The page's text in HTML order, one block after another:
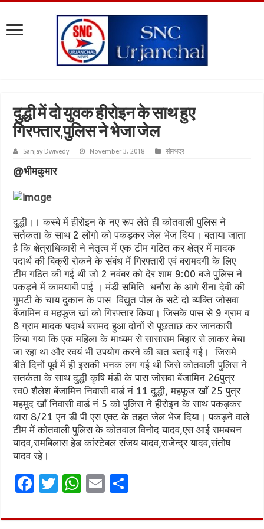
दुद्धी में दो युवक हीरोइन के साथ हुए
गिरफ्तार,पुलिस ने भेजा जेल
Sanjay Dwivedy November 3, 2018 सोनभद्र
@भीमकुमार
दुद्धी।। कस्बे में हीरोइन के नए रूप लेते ही कोतवाली पुलिस ने
सर्तकता के साथ 2 लोगो को पकड़कर जेल भेज दिया। बताया जाता
है कि क्षेत्राधिकारी ने नेतृत्व में एक टीम गठित कर क्षेत्र में मादक
पदार्थ की बिक्री रोकने के संबंध में गिरफ्तारी एवं बरामदगी के लिए
टीम गठित की गई थी जो 2 नवंबर को देर शाम 9:00 बजे पुलिस ने
पकड़ने में कामयाबी पाई । मंडी समिति धनौरा के आगे रीना देवी की
गुमटी के चाय दुकान के पास विद्युत पोल के सटे दो व्यक्ति जोसवा
बेंजामिन व महफूज खां को गिरफ्तार किया। जिसके पास से 9 ग्राम व
8 ग्राम मादक पदार्थ बरामद हुआ दोनों से पूछताछ कर जानकारी
लिया गया कि एक महिला के माध्यम से सासाराम बिहार से लाकर बेचा
जा रहा था और स्वयं भी उपयोग करने की बात बताई गई। जिसमे
बीते दिनों पूर्व में ही इसकी भनक लग गई थी जिसे कोतवाली पुलिस ने
सतर्कता के साथ दुद्धी कृषि मंडी के पास जोसवा बेंजामिन 26पुत्र
स्व0 शैलेश बेंजामिन निवासी वार्ड नं 11 दुद्धी, महफूज खाँ 25 पुत्र
महमूद खाँ निवासी वार्ड नं 5 को पुलिस ने हीरोइन के साथ पकड़कर
धारा 8/21 एन डी पी एस एक्ट के तहत जेल भेज दिया। पकड़ने वाले
टीम में कोतवाली पुलिस के कोतवाल विनोद यादव,एस आई रामबचन
यादव,रामबिलास हेड कांस्टेबल संजय यादव,राजेन्द्र यादव,संतोष
यादव रहे।
F
ce
T
it
W
at
E
ai ar